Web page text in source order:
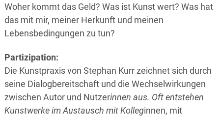
Woher kommt das Geld? Was ist Kunst wert? Was hat
das mit mir, meiner Herkunft und meinen
Lebensbedingungen zu tun?
Partizipation:
Die Kunstpraxis von Stephan Kurr zeichnet sich durch
seine Dialogbereitschaft und die Wechselwirkungen
zwischen Autor und Nutzerinnen aus. Oft entstehen
Kunstwerke im Austausch mit Kolleginnen, mit